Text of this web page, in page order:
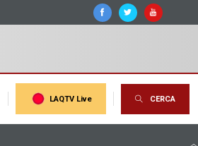
LAQTV Live CERCA